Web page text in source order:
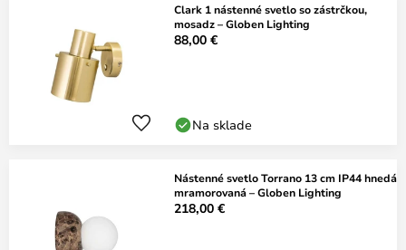
Clark 1 nástenné svetlo so zástrčkou,
mosadz – Globen Lighting
88,00 €
Na sklade
Nástenné svetlo Torrano 13 cm IP44 hnedá
mramorovaná – Globen Lighting
218,00 €